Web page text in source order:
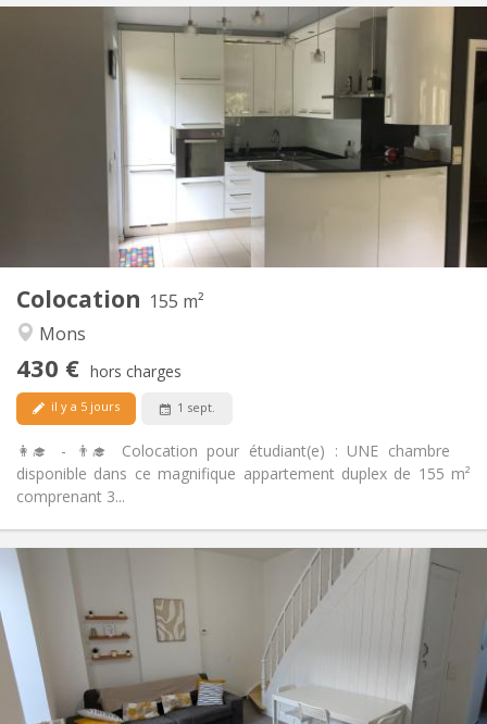
Colocation 155 m²
Mons
430 € hors charges
il y a 5 jours 1 sept.
👩‍🎓 - 👨‍🎓 Colocation pour étudiant(e) : UNE chambre
disponible dans ce magnifique appartement duplex de 155 m²
comprenant 3...
Infos Pratiques
Loyer:
Charges:
110 €
Durée:
12 mois
Domiciliation:
Aménagement
Salle de bain:
Cuisine:
Superficie:
Pièces privées:
Infos Pratiques
Loyer:
430 €
Charges:
Durée:
12 mois
Domiciliation:
Aménagement